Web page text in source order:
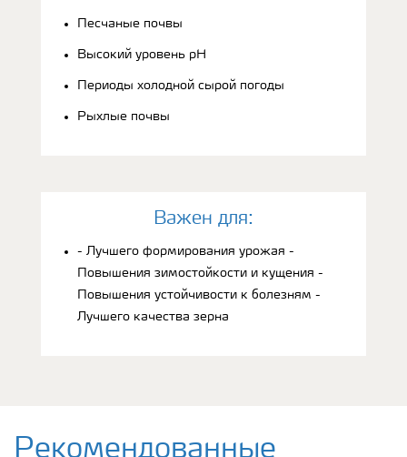
Песчаные почвы
Высокий уровень рН
Периоды холодной сырой погоды
Рыхлые почвы
Bажен для:
- Лучшего формирования урожая -
Повышения зимостойкости и кущения -
Повышения устойчивости к болезням -
Лучшего качества зерна
Рекомендованные